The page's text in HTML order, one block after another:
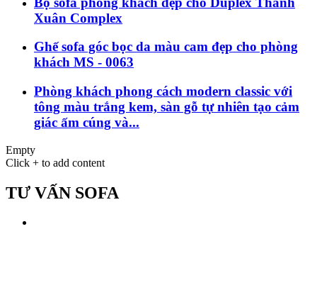
Xuân Complex
Ghế sofa góc bọc da màu cam đẹp cho phòng
khách MS - 0063
Phòng khách phong cách modern classic với
tông màu trắng kem, sàn gỗ tự nhiên tạo cảm
giác ấm cúng và...
Empty
Click + to add content
TƯ VẤN SOFA